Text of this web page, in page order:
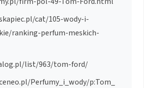
cat/105-wody-i-
ranking-perfum-meskich-
list/963/tom-ford/
Perfumy_i_wody/p:Tom_